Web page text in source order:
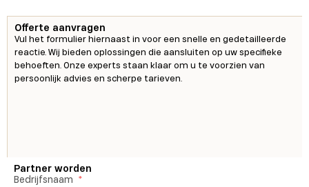
Offerte aanvragen
Vul het formulier hiernaast in voor een snelle en gedetailleerde
reactie. Wij bieden oplossingen die aansluiten op uw specifieke
behoeften. Onze experts staan klaar om u te voorzien van
persoonlijk advies en scherpe tarieven.
Partner worden
Bedrijfsnaam